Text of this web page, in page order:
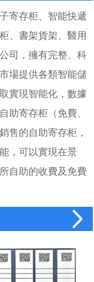
寄存柜、智能快遞
、書架貨架、醫用
司，擁有完整、科
場提供各類智能儲
實現智能化，數據
助寄存柜（免費、
售的自助寄存柜，
，可以實現在景
自助的收費及免費